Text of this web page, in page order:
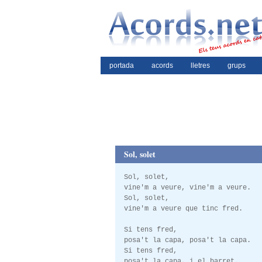
portada acords lletres grups
Sol, solet
Sol, solet,
vine'm a veure, vine'm a veure.
Sol, solet,
vine'm a veure que tinc fred.
Si tens fred,
posa't la capa, posa't la capa.
Si tens fred,